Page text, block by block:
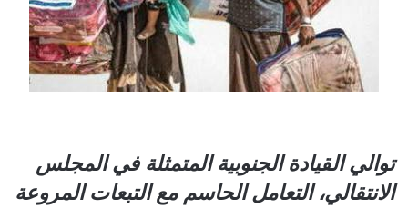
توالي القيادة الجنوبية المتمثلة في المجلس
الانتقالي، التعامل الحاسم مع التبعات المروعة